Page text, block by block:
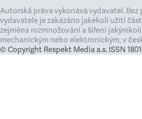
Autorská práva vykonává vydavatel. Bez
vydavatele je zakázáno jakékoli užití
zejména rozmnožování a šíření
mechanickým nebo elektronickým, v
© Copyright Respekt Media a.s. ISSN